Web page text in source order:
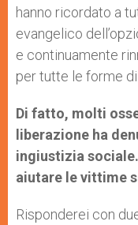
hanno ricordato a
evangelico
e continuamente
per tutte le forme di
Di fatto, molti
liberazione ha
ingiustizia
aiutare le vittime
Risponderei con